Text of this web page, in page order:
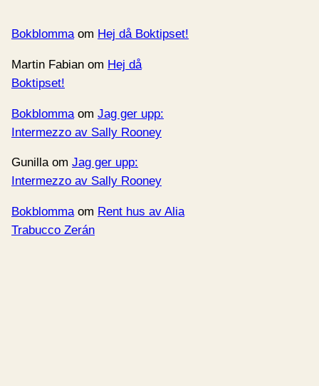
Bokblommaom Hej då Boktipset!
Martin Fabian om Hej då
Boktipset!
Bokblomma om Jag ger upp:
Intermezzo av Sally Rooney
Gunillaom Jag ger upp:
Intermezzo av Sally Rooney
Bokblommaom Rent hus av Alia
Trabucco Zerán